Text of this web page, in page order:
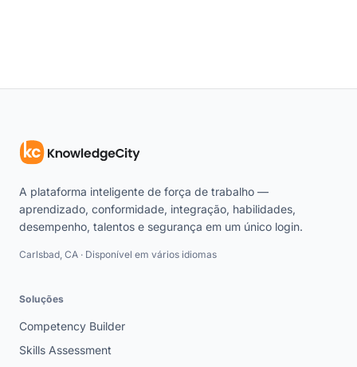
A plataforma inteligente de força de trabalho —
aprendizado, conformidade, integração, habilidades,
desempenho, talentos e segurança em um único login.
Carlsbad, CA · Disponível em vários idiomas
Soluções
Competency Builder
Skills Assessment